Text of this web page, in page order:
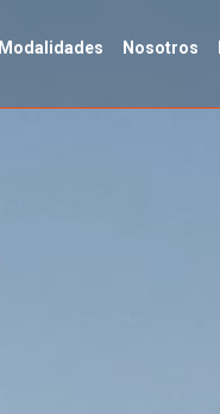
Modalidades Nosotros